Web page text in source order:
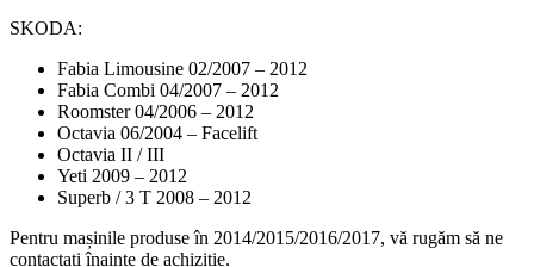
SKODA:
Fabia Limousine 02/2007 – 2012
Fabia Combi 04/2007 – 2012
Roomster 04/2006 – 2012
Octavia 06/2004 – Facelift
Octavia II / III
Yeti 2009 – 2012
Superb / 3 T 2008 – 2012
Pentru mașinile produse în 2014/2015/2016/2017, vă rugăm să ne
contactați înainte de achiziție.